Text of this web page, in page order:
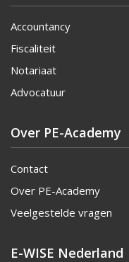
Accountancy
Fiscaliteit
Notariaat
Advocatuur
Over PE-Academy
Contact
Over PE-Academy
Veelgestelde vragen
E-WISE Nederland